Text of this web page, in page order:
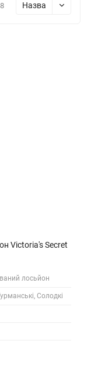
Назва
Victoria's Secret
лосьйон
Солодкі